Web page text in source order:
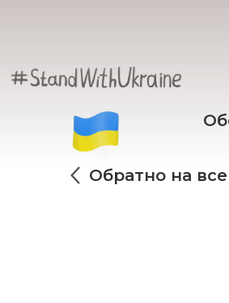
Обратно на все